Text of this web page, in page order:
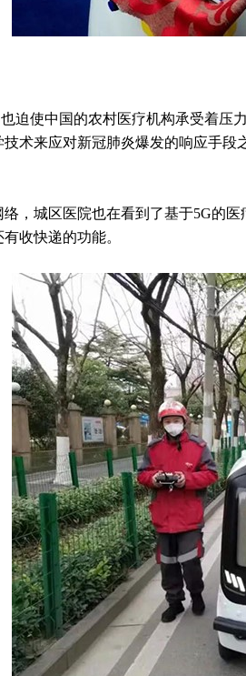
迫使中国的农村医疗机构承受着压
术来应对新冠肺炎爆发的响应手
城区医院也在看到了基于5G的医
收快递的功能。